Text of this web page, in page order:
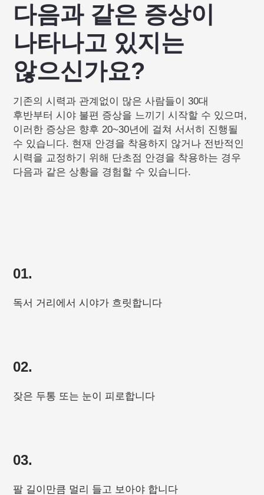
다음과 같은 증상이
나타나고 있지는
않으신가요?
기존의 시력과 관계없이 많은 사람들이 30대
후반부터 시야 불편 증상을 느끼기 시작할 수 있으며,
이러한 증상은 향후 20~30년에 걸쳐 서서히 진행될
수 있습니다. 현재 안경을 착용하지 않거나 전반적인
시력을 교정하기 위해 단초점 안경을 착용하는 경우
다음과 같은 상황을 경험할 수 있습니다.
01.
독서 거리에서 시야가 흐릿합니다
02.
잦은 두통 또는 눈이 피로합니다
03.
팔 길이만큼 멀리 들고 보아야 합니다